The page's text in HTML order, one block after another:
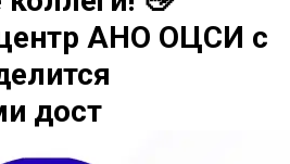
АНО ОЦСИ с
дост